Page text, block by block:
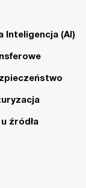
Inteligencja (AI)
źródła